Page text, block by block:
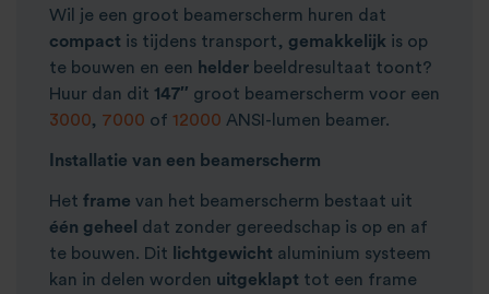
Wil je een groot beamerscherm huren dat
compact is tijdens transport, gemakkelijk is op
te bouwen en een helder beeldresultaat toont?
Huur dan dit 147″ groot beamerscherm voor een
3000, 7000 of 12000 ANSI-lumen beamer.
Installatie van een beamerscherm
Het frame van het beamerscherm bestaat uit
één geheel
dat zonder gereedschap is op en af
te bouwen. Dit
lichtgewicht aluminium systeem
kan in delen worden uitgeklapt tot een frame